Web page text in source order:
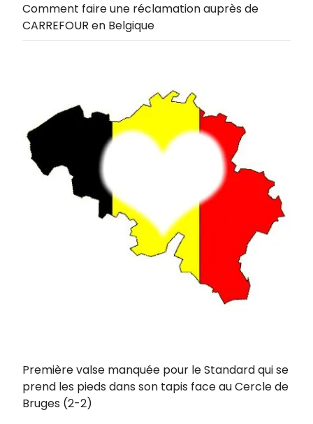
Comment faire une réclamation auprès de
CARREFOUR en Belgique
Première valse manquée pour le Standard qui se
prend les pieds dans son tapis face au Cercle de
Bruges (2-2)